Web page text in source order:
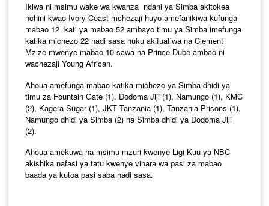
Ikiwa ni msimu wake wa kwanza ndani ya Simba akitokea
nchini kwao Ivory Coast mchezaji huyo amefanikiwa kufunga
mabao 12 kati ya mabao 52 ambayo timu ya Simba imefunga
katika michezo 22 hadi sasa huku akifuatiwa na Clement
Mzize mwenye mabao 10 sawa na Prince Dube ambao ni
wachezaji Young African.
Ahoua amefunga mabao katika michezo ya Simba dhidi ya
timu za Fountain Gate (1), Dodoma Jiji (1), Namungo (1), KMC
(2), Kagera Sugar (1), JKT Tanzania (1), Tanzania Prisons (1),
Namungo dhidi ya Simba (2) na Simba dhidi ya Dodoma Jiji
(2).
Ahoua amekuwa na msimu mzuri kwenye Ligi Kuu ya NBC
akishika nafasi ya tatu kwenye vinara wa pasi za mabao
baada ya kutoa pasi saba hadi sasa.